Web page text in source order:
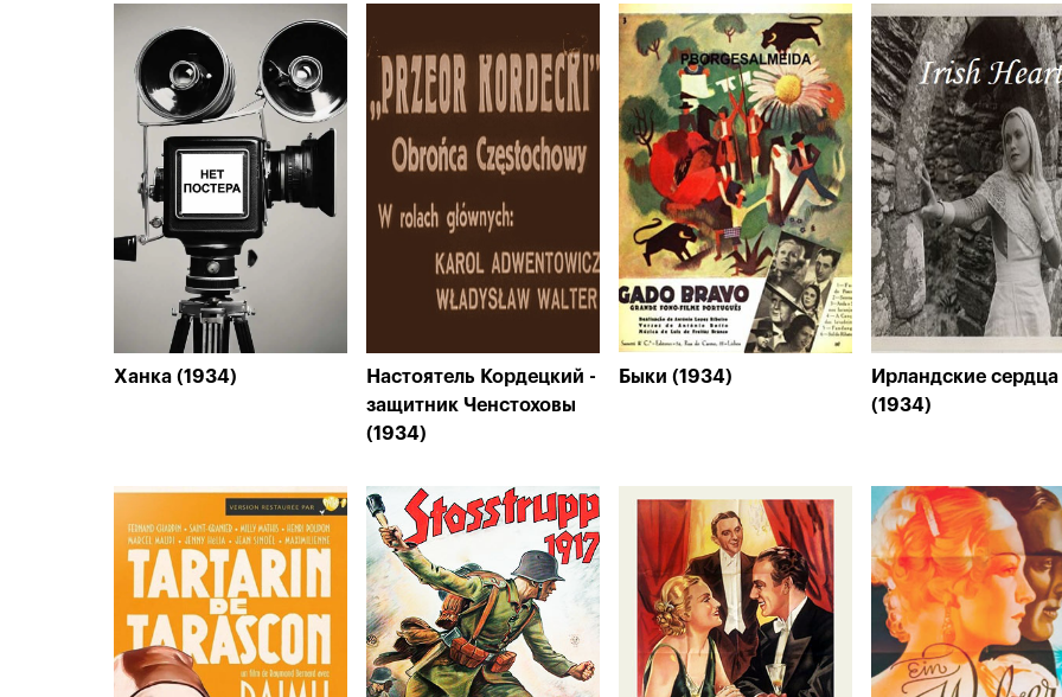
Ханка (1934)
Настоятель Кордецкий -
защитник Ченстоховы
(1934)
Быки (1934)
Ирландские сердца
(1934)